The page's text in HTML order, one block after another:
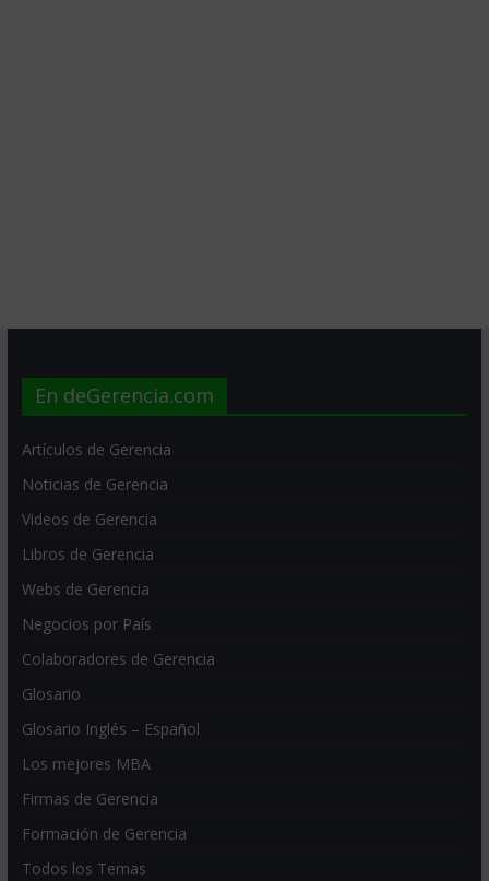
En deGerencia.com
Artículos de Gerencia
Noticias de Gerencia
Videos de Gerencia
Libros de Gerencia
Webs de Gerencia
Negocios por País
Colaboradores de Gerencia
Glosario
Glosario Inglés – Español
Los mejores MBA
Firmas de Gerencia
Formación de Gerencia
Todos los Temas